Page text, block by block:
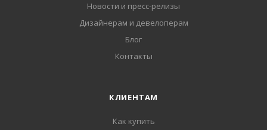
Новости и пресс-релизы
Дизайнерам и девелоперам
Блог
Контакты
КЛИЕНТАМ
Как купить